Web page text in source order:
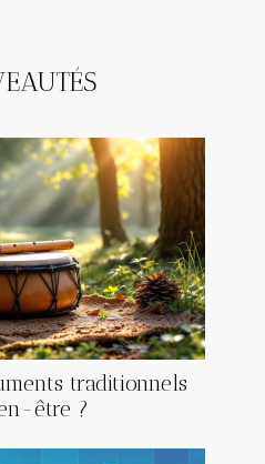
traditionnels
être ?